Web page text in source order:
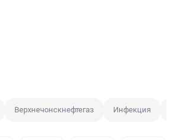
Верхнечонскнефтегаз Инфекция